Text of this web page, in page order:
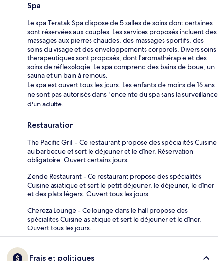
Spa
Le spa Teratak Spa dispose de 5 salles de soins dont certaines
sont réservées aux couples. Les services proposés incluent des
massages aux pierres chaudes, des massages sportifs, des
soins du visage et des enveloppements corporels. Divers soins
thérapeutiques sont proposés, dont l'aromathérapie et des
soins de réflexologie. Le spa comprend des bains de boue, un
sauna et un bain à remous.
Le spa est ouvert tous les jours. Les enfants de moins de 16 ans
ne sont pas autorisés dans l'enceinte du spa sans la surveillance
d'un adulte.
Restauration
The Pacific Grill - Ce restaurant propose des spécialités Cuisine
au barbecue et sert le déjeuner et le dîner. Réservation
obligatoire. Ouvert certains jours.
Zende Restaurant - Ce restaurant propose des spécialités
Cuisine asiatique et sert le petit déjeuner, le déjeuner, le dîner
et des plats légers. Ouvert tous les jours.
Chereza Lounge - Ce lounge dans le hall propose des
spécialités Cuisine asiatique et sert le déjeuner et le dîner.
Ouvert tous les jours.
Frais et politiques